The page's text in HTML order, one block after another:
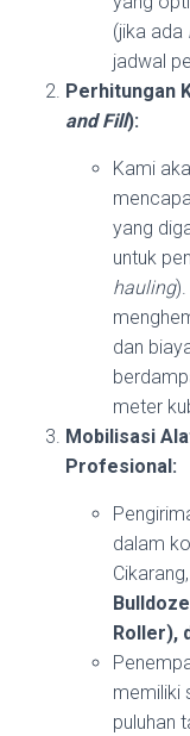
(jika ada
jadwal
Perhitungan
and Fill):
Kami
yang
untuk
hauling
dan
meter
Mobilisasi
Profesional:
dalam
Roller),
memiliki
puluhan